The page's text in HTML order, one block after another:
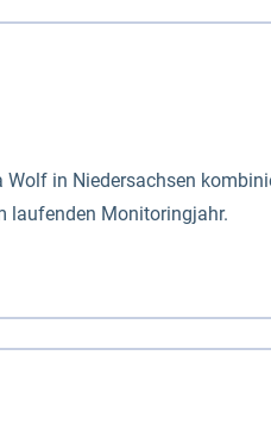
die die Deichbehörde
Wolf in Niedersachsen
laufenden Monitoringjahr.